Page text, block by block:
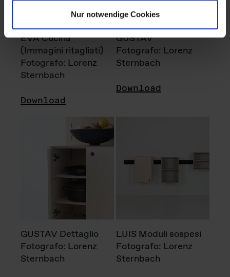
Nur notwendige Cookies
EVA Cucina
(Immagini ritagliati)
Fotografo: Lorenz
Sternbach
Download
GUSTAV
Fotografo: Lorenz
Sternbach
Download
GUSTAV Dettaglio
Fotografo: Lorenz
Sternbach
LUIS Moduli sospesi
Fotografo: Lorenz
Sternbach